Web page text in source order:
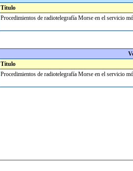
Título
Procedimientos de radiotelegrafía Morse en el servicio
Título
Procedimientos de radiotelegrafía Morse en el servicio